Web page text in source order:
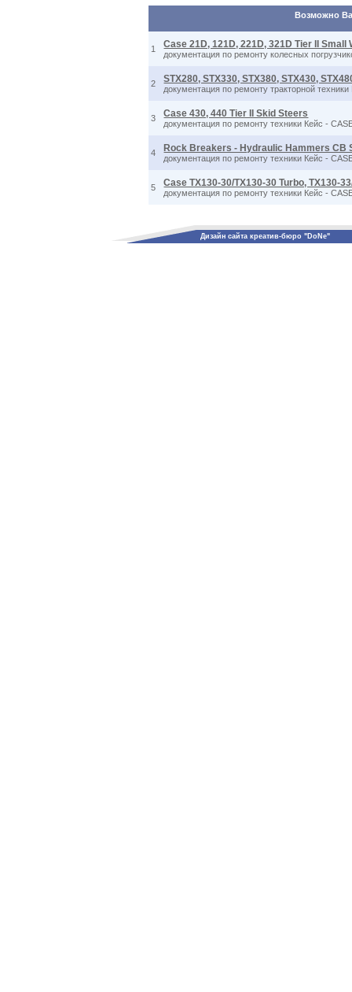
Возможно
1 Case 21D, 121D, 221D, 321D Tier II Small
документация по ремонту колесных
2 STX280, STX330, STX380, STX430,
документация по ремонту тракторной
3 Case 430, 440 Tier II Skid Steers
документация по ремонту техники Кейс -
4 Rock Breakers - Hydraulic Hammers CB
документация по ремонту техники Кейс -
5 Case TX130-30/TX130-30 Turbo, TX130-
документация по ремонту техники Кейс -
Дизайн сайта креатив-бюро "DoNe"